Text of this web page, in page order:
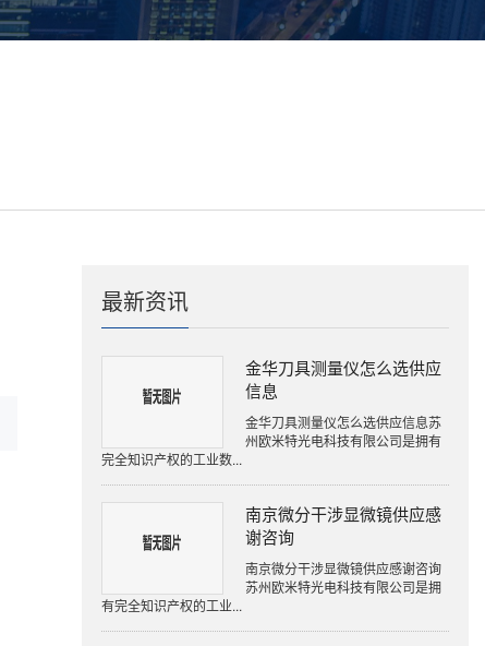
最新资讯
金华刀具测量仪怎么选供应
信息
金华刀具测量仪怎么选供应信息苏
州欧米特光电科技有限公司是拥有
完全知识产权的工业数...
南京微分干涉显微镜供应感
谢咨询
南京微分干涉显微镜供应感谢咨询
苏州欧米特光电科技有限公司是拥
有完全知识产权的工业...